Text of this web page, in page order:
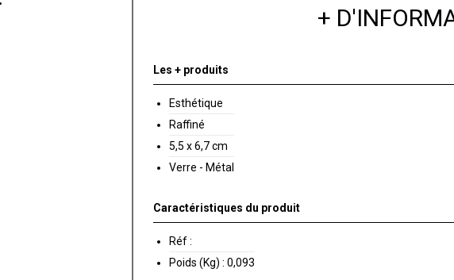
+
Les + produits
Esthétique
Raffiné
5,5 x 6,7 cm
Verre - Métal
Caractéristiques du produit
Réf :
Poids (Kg) : 0,093